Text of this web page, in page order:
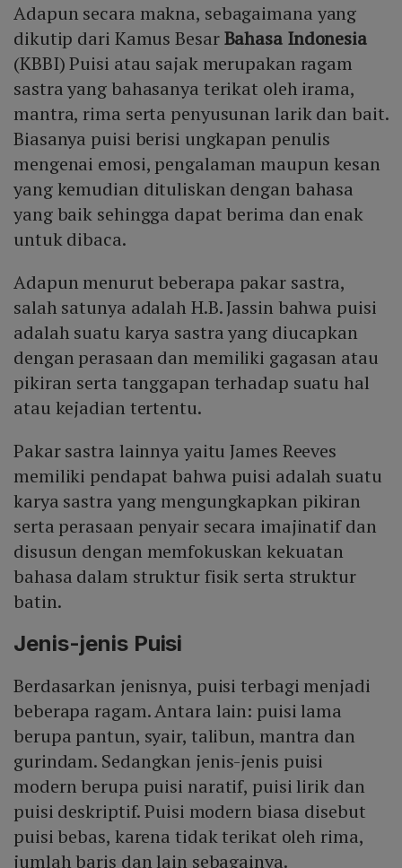
Adapun secara makna, sebagaimana yang
dikutip dari Kamus BesarBahasa Indonesia
(KBBI) Puisi atau sajak merupakan ragam
sastra yang bahasanya terikat oleh irama,
mantra, rima serta penyusunan larik dan bait.
Biasanya puisi berisi ungkapan penulis
mengenai emosi, pengalaman maupun kesan
yang kemudian dituliskan dengan bahasa
yang baik sehingga dapat berima dan enak
untuk dibaca.
Adapun menurut beberapa pakar sastra,
salah satunya adalah H.B. Jassin bahwa puisi
adalah suatu karya sastra yang diucapkan
dengan perasaan dan memiliki gagasan atau
pikiran serta tanggapan terhadap suatu hal
atau kejadian tertentu.
Pakar sastra lainnya yaitu James Reeves
memiliki pendapat bahwa puisi adalah suatu
karya sastra yang mengungkapkan pikiran
serta perasaan penyair secara imajinatif dan
disusun dengan memfokuskan kekuatan
bahasa dalam struktur fisik serta struktur
batin.
Jenis-jenis Puisi
Berdasarkan jenisnya, puisi terbagi menjadi
beberapa ragam. Antara lain: puisi lama
berupa pantun, syair, talibun, mantra dan
gurindam. Sedangkan jenis-jenis puisi
modern berupa puisi naratif, puisi lirik dan
puisi deskriptif. Puisi modern biasa disebut
puisi bebas, karena tidak terikat oleh rima,
jumlah baris dan lain sebagainya.